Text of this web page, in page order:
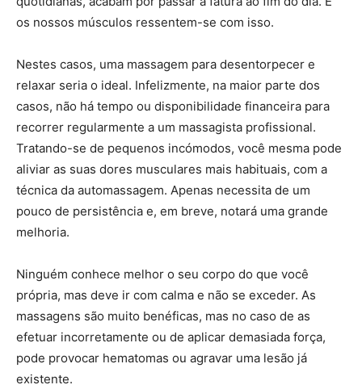
os nossos músculos ressentem-se com isso.
Nestes casos, uma massagem para desentorpecer e
relaxar seria o ideal. Infelizmente, na maior parte dos
casos, não há tempo ou disponibilidade financeira para
recorrer regularmente a um massagista profissional.
Tratando-se de pequenos incómodos, você mesma pode
aliviar as suas dores musculares mais habituais, com a
técnica da automassagem. Apenas necessita de um
pouco de persistência e, em breve, notará uma grande
melhoria.
Ninguém conhece melhor o seu corpo do que você
própria, mas deve ir com calma e não se exceder. As
massagens são muito benéficas, mas no caso de as
efetuar incorretamente ou de aplicar demasiada força,
pode provocar hematomas ou agravar uma lesão já
existente.